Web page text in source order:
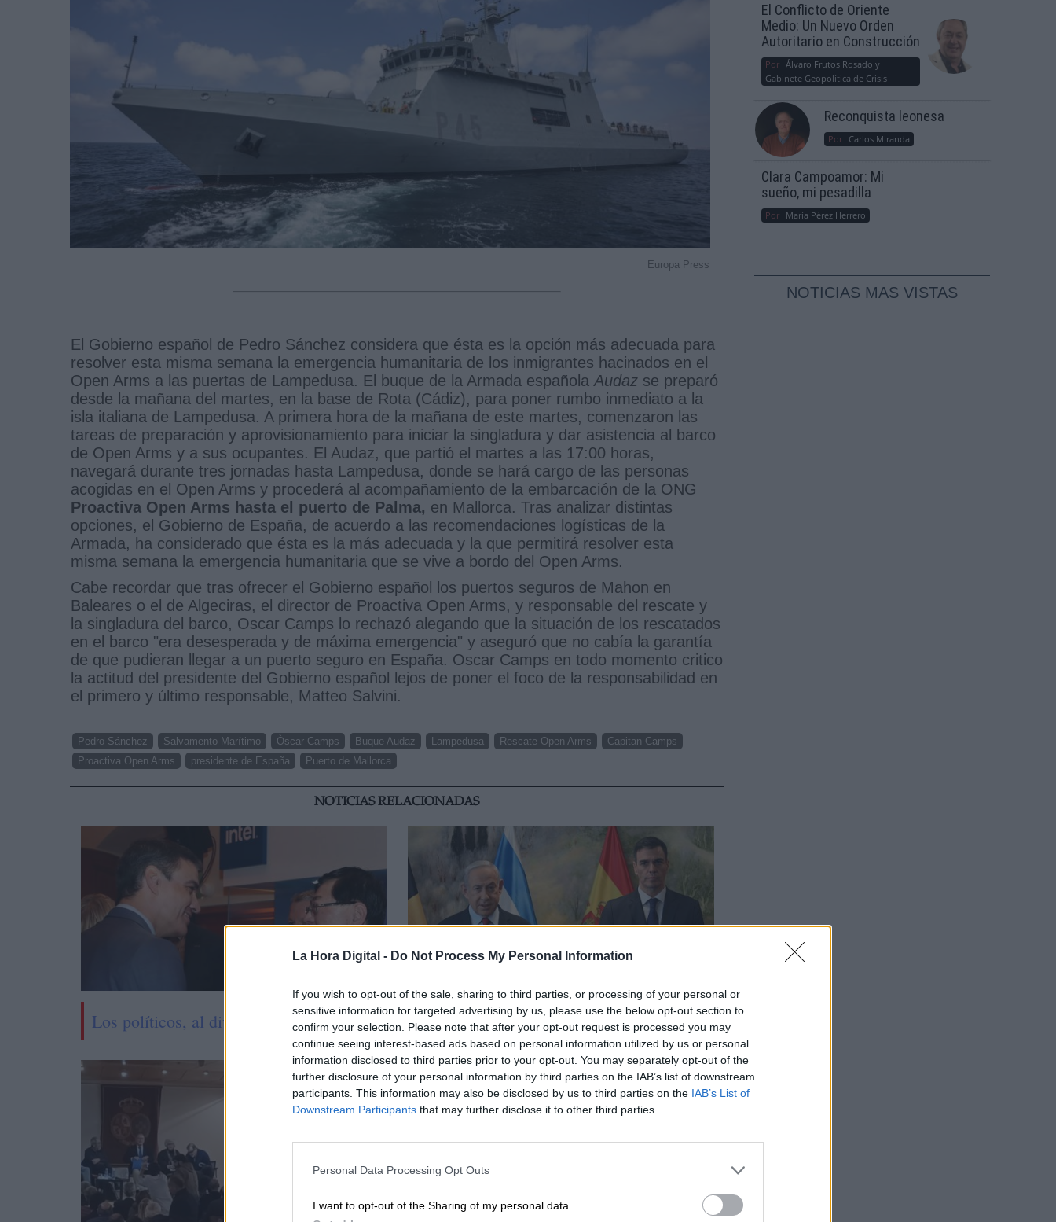
La Hora Digital - Do Not Process My Personal Information
If you wish to opt-out of the sale, sharing to third parties, or processing of your personal or
sensitive information for targeted advertising by us, please use the below opt-out section to
confirm your selection. Please note that after your opt-out request is processed you may
continue seeing interest-based ads based on personal information utilized by us or personal
information disclosed to third parties prior to your opt-out. You may separately opt-out of the
further disclosure of your personal information by third parties on the IAB’s list of downstream
participants. This information may also be disclosed by us to third parties on the IAB’s List of
Downstream Participants that may further disclose it to other third parties.
Personal Data Processing Opt Outs
I want to opt-out of the Sharing of my personal data.
Europa Press
El Gobierno español de Pedro Sánchez considera que ésta es la opción más adecuada para
resolver esta misma semana la emergencia humanitaria de los inmigrantes hacinados en el
Open Arms a las puertas de Lampedusa. El buque de la Armada española Audaz se preparó
desde la mañana del martes, en la base de Rota (Cádiz), para poner rumbo inmediato a la
isla italiana de Lampedusa. A primera hora de la mañana de este martes, comenzaron las
tareas de preparación y aprovisionamiento para iniciar la singladura y dar asistencia al barco
de Open Arms y a sus ocupantes. El Audaz, que partió el martes a las 17:00 horas,
navegará durante tres jornadas hasta Lampedusa, donde se hará cargo de las personas
acogidas en el Open Arms y procederá al acompañamiento de la embarcación de la ONG
Proactiva Open Arms hasta el puerto de Palma, en Mallorca. Tras analizar distintas
opciones, el Gobierno de España, de acuerdo a las recomendaciones logísticas de la
Armada, ha considerado que ésta es la más adecuada y la que permitirá resolver esta
misma semana la emergencia humanitaria que se vive a bordo del Open Arms.
Cabe recordar que tras ofrecer el Gobierno español los puertos seguros de Mahon en
Baleares o el de Algeciras, el director de Proactiva Open Arms, y responsable del rescate y
la singladura del barco, Oscar Camps lo rechazó alegando que la situación de los rescatados
en el barco "era desesperada y de máxima emergencia" y aseguró que no cabía la garantía
de que pudieran llegar a un puerto seguro en España. Oscar Camps en todo momento critico
la actitud del presidente del Gobierno español lejos de poner el foco de la responsabilidad en
el primero y último responsable, Matteo Salvini.
Pedro Sánchez Salvamento Marítimo Òscar Camps Buque Audaz Lampedusa Rescate Open Arms
Capitan Camps
Proactiva Open Arms
presidente de España Puerto de Mallorca
NOTICIAS RELACIONADAS
Los políticos, al diván Saber idiomas
El Conflicto de Oriente
Medio: Un Nuevo Orden
Autoritario en Construcción
Por Álvaro Frutos Rosado y
Gabinete Geopolítica de Crisis
Reconquista leonesa
Por Carlos Miranda
Clara Campoamor: Mi
sueño, mi pesadilla
Por María Pérez Herrero
NOTICIAS MAS VISTAS